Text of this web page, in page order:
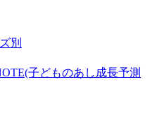
別
子どものあし成長予測